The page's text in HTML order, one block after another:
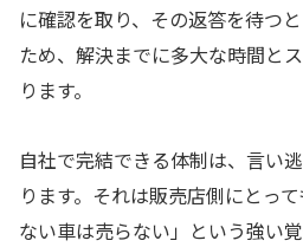
に確認を取り、その返答を待つ
ため、解決までに多大な時間と
ります。
自社で完結できる体制は、言い
ります。それは販売店側にとっ
ない車は売らない」という強い